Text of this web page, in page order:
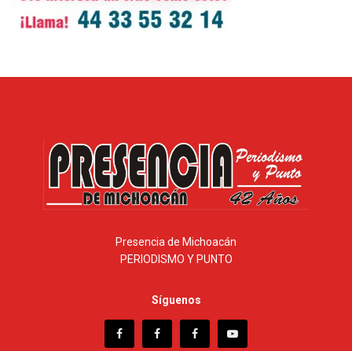
Presencia de Michoacán
PERIODISMO Y PUNTO
Síguenos